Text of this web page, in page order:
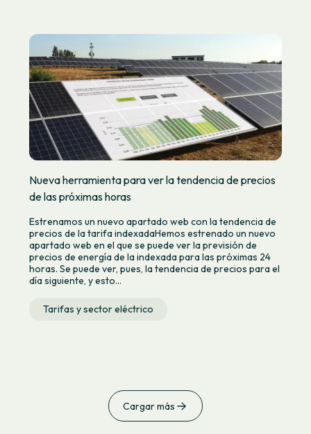
Nueva herramienta para ver la tendencia de precios
de las próximas horas
Estrenamos un nuevo apartado web con la tendencia de
precios de la tarifa indexadaHemos estrenado un nuevo
apartado web en el que se puede ver la previsión de
precios de energía de la indexada para las próximas 24
horas. Se puede ver, pues, la tendencia de precios para el
día siguiente, y esto...
Tarifas y sector eléctrico
Cargar más